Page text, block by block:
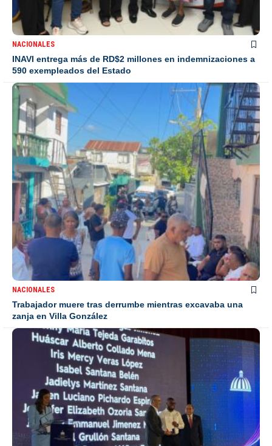
NACIONALES
INAVI entrega más de RD$2 millones en indemnizaciones a
590 exempleados del Estado
NACIONALES
Trabajador muere tras derrumbe mientras excavaba una
zanja en Villa González